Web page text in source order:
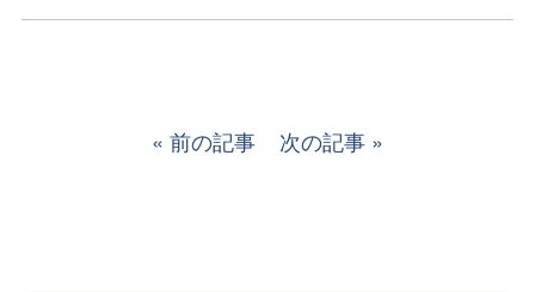
前の記事 次の記事